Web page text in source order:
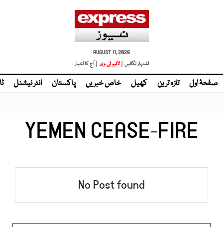
AUGUST 11, 2026
اشتہار لگائیں | لائیو ٹی وی | آج کا اخبار
صفحۂ اول تازہ ترین کھیل خاص خبریں پاکستان انٹر نیشنل
YEMEN CEASE-FIRE
No Post found